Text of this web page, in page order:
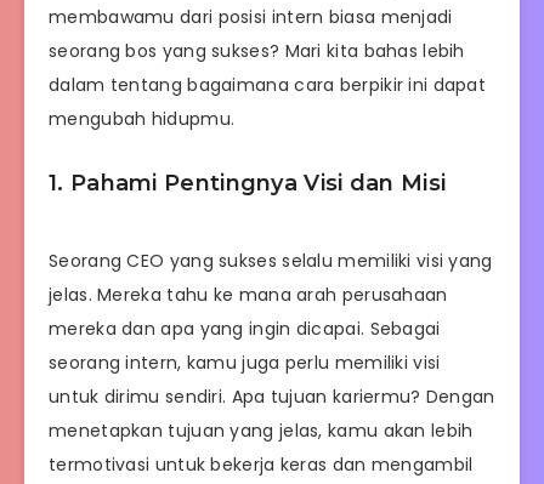
membawamu dari posisi intern biasa menjadi
seorang bos yang sukses? Mari kita bahas lebih
dalam tentang bagaimana cara berpikir ini dapat
mengubah hidupmu.
1. Pahami Pentingnya Visi dan Misi
Seorang CEO yang sukses selalu memiliki visi yang
jelas. Mereka tahu ke mana arah perusahaan
mereka dan apa yang ingin dicapai. Sebagai
seorang intern, kamu juga perlu memiliki visi
untuk dirimu sendiri. Apa tujuan kariermu? Dengan
menetapkan tujuan yang jelas, kamu akan lebih
termotivasi untuk bekerja keras dan mengambil